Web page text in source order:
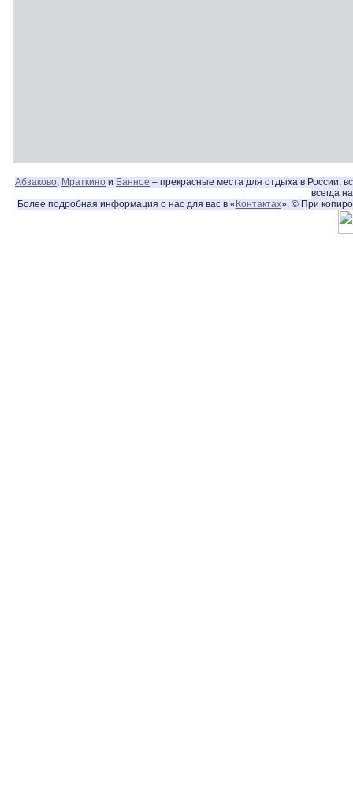
Абзаково, Мраткино и Банное – прекрасные места для отдыха в России,
всегда
Более подробная информация о нас для вас в « Контактах». © При